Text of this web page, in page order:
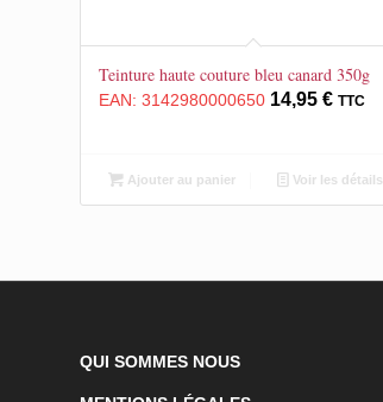
Teinture haute couture bleu canard 350g
EAN: 3142980000650 14,95 € TTC
Ajouter au panier Voir les détails
QUI SOMMES NOUS